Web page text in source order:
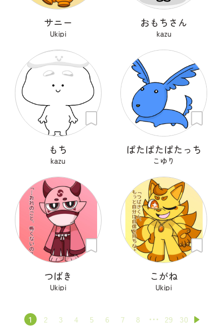
サニー
Ukipi
おもちさん
kazu
もち
kazu
ぱたぱたぱたっち
こゆり
つばき
Ukipi
こがね
Ukipi
1 2 3 4 5 6 7 8 29 30